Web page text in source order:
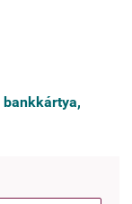
bankkártya,